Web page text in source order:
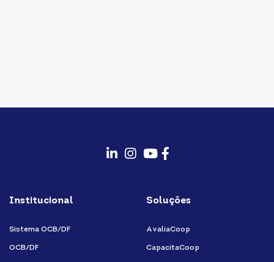
instagram
youtubefacebook-
f
Institucional
Sistema OCB/DF
OCB/DF
Soluções
AvaliaCoop
CapacitaCoop